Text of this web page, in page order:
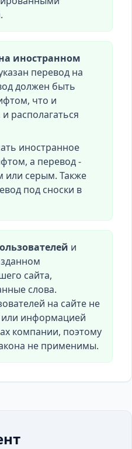
иностранном
перевод на
должен быть
что и
располагаться
иностранное
а перевод -
или серым. Также
под сноски в
и
сайта,
слова.
на сайте не
информацией
компании, поэтому
не применимы.